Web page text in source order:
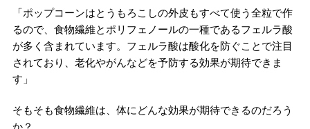
「ポップコーンはとうもろこしの外皮もすべて使う全粒で作
るので、食物繊維とポリフェノールの一種であるフェルラ酸
が多く含まれています。フェルラ酸は酸化を防ぐことで注目
されており、老化やがんなどを予防する効果が期待できま
す」
そもそも食物繊維は、体にどんな効果が期待できるのだろう
か？